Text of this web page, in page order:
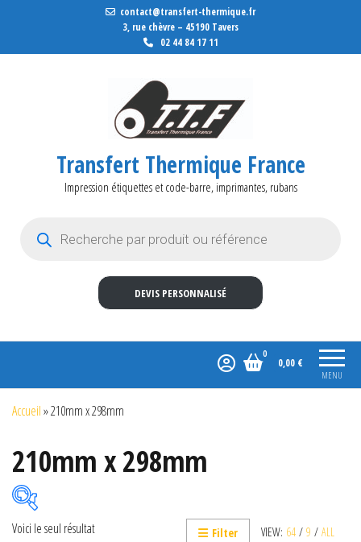
contact@transfert-thermique.fr
3, rue chèvre – 45190 Tavers
02 44 84 17 11
Transfert Thermique France
Impression étiquettes et code-barre, imprimantes, rubans
DEVIS PERSONNALISÉ
MENU
0
0,00 €
Accueil»210mm x 298mm
210mm x 298mm
VIEW: 64 / 9 / ALL
Filter
Voici le seul résultat